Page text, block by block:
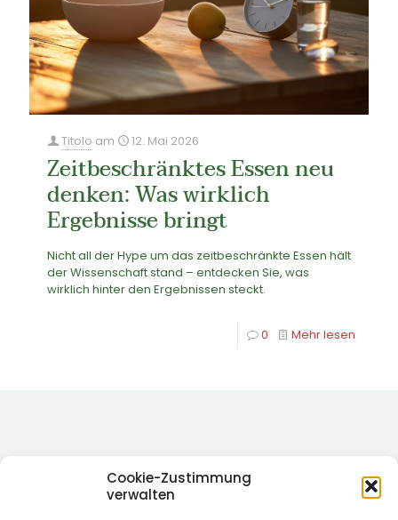
Cookie-Zustimmung
verwalten
Titolo am 12. Mai 2026
Zeitbeschränktes Essen neu
denken: Was wirklich
Ergebnisse bringt
Nicht all der Hype um das zeitbeschränkte Essen hält
der Wissenschaft stand – entdecken Sie, was
wirklich hinter den Ergebnissen steckt.
0 Mehr lesen